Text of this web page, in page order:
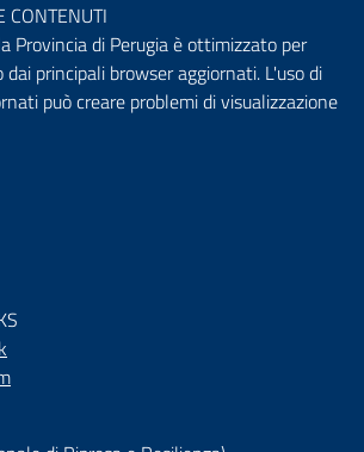
CONTENUTI
Provincia di Perugia è ottimizzato per
principali browser aggiornati. L'uso di
può creare problemi di visualizzazione